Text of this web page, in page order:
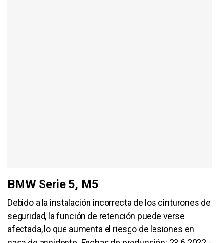
BMW Serie 5, M5
Debido a la instalación incorrecta de los cinturones de
seguridad, la función de retención puede verse
afectada, lo que aumenta el riesgo de lesiones en